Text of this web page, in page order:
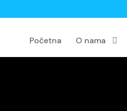
Početna O nama